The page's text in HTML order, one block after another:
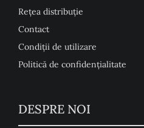
Rețea distribuție
Contact
Condiţii de utilizare
Politică de confidențialitate
DESPRE NOI